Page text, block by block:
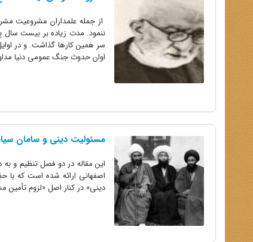
از جمله علمداران مشروعیت
ننمود. مدت زیاده بر بیست سال
سر همین کارها گذاشت. و در
اوان حدوث جنگ عمومى دنیا
مسئولیت دینى و سامان
این مقاله در دو فصل تنظیم و به
اصفهانى ارائه شده است
دینى» در کنار اصل «لزوم